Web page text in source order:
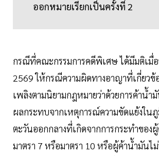
ออกหมายเรียกเป็นครั้งที่ 2
กรณีที่คณะกรรมการคดีพิเศษ ได้มีมติเมื่
2569 ให้กรณีความผิดทางอาญาที่เกี่ยวข้
เพลิงตามนิยามกฎหมายว่าด้วยการค้าน้ำ
ผลกระทบจากเหตุการณ์ความขัดแย้งใน
ตะวันออกกลางที่เกิดจากการกระทำของ
มาตรา 7 หรือมาตรา 10 หรือผู้ค้าน้ำมันไ